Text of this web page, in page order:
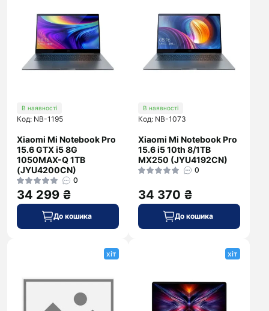
В наявності
Код: NB-1195
Xiaomi Mi Notebook Pro
15.6 GTX i5 8G
1050MAX-Q 1TB
(JYU4200CN)
0
34 299 ₴
До кошика
В наявності
Код: NB-1073
Xiaomi Mi Notebook Pro
15.6 i5 10th 8/1TB
MX250 (JYU4192CN)
0
34 370 ₴
До кошика
хіт хіт